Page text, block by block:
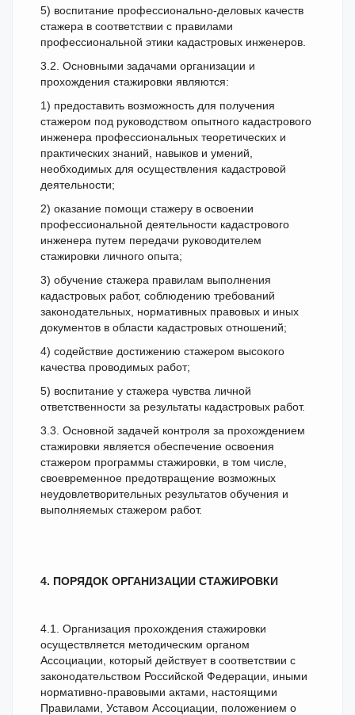
5) воспитание профессионально-деловых качеств
стажера в соответствии с правилами
профессиональной этики кадастровых инженеров.
3.2. Основными задачами организации и
прохождения стажировки являются:
1) предоставить возможность для получения
стажером под руководством опытного кадастрового
инженера профессиональных теоретических и
практических знаний, навыков и умений,
необходимых для осуществления кадастровой
деятельности;
2) оказание помощи стажеру в освоении
профессиональной деятельности кадастрового
инженера путем передачи руководителем
стажировки личного опыта;
3) обучение стажера правилам выполнения
кадастровых работ, соблюдению требований
законодательных, нормативных правовых и иных
документов в области кадастровых отношений;
4) содействие достижению стажером высокого
качества проводимых работ;
5) воспитание у стажера чувства личной
ответственности за результаты кадастровых работ.
3.3. Основной задачей контроля за прохождением
стажировки является обеспечение освоения
стажером программы стажировки, в том числе,
своевременное предотвращение возможных
неудовлетворительных результатов обучения и
выполняемых стажером работ.
4. ПОРЯДОК ОРГАНИЗАЦИИ СТАЖИРОВКИ
4.1. Организация прохождения стажировки
осуществляется методическим органом
Ассоциации, который действует в соответствии с
законодательством Российской Федерации, иными
нормативно-правовыми актами, настоящими
Правилами, Уставом Ассоциации, положением о